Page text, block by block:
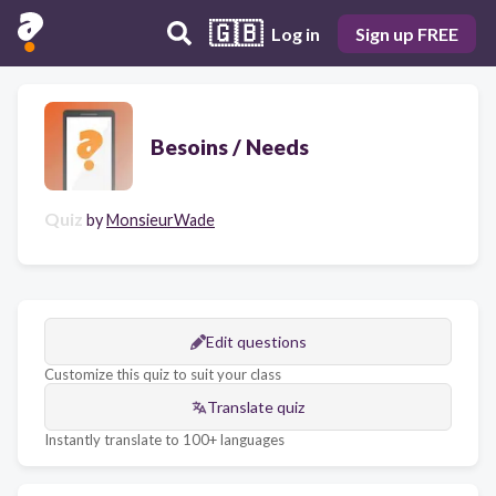
🇬🇧 Log in Sign up FREE
Besoins / Needs
Quiz byMonsieurWade
Edit questions
Customize this quiz to suit your class
Translate quiz
Instantly translate to 100+ languages